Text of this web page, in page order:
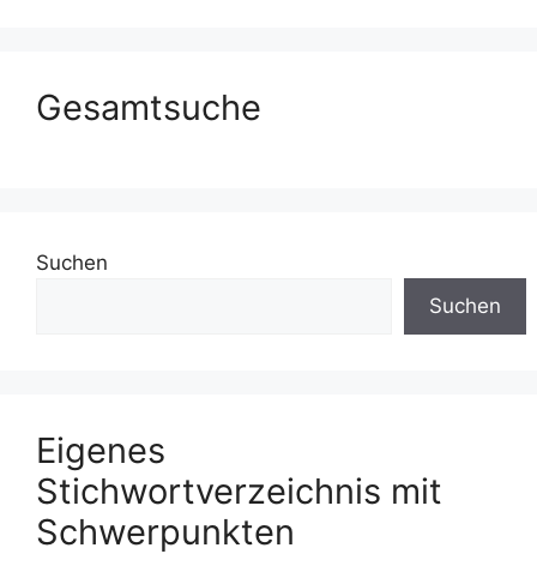
Gesamtsuche
Suchen
Suchen
Eigenes
Stichwortverzeichnis mit
Schwerpunkten